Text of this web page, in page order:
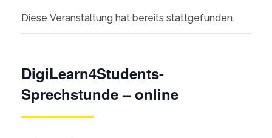
Diese Veranstaltung hat bereits stattgefunden.
DigiLearn4Students-
Sprechstunde – online